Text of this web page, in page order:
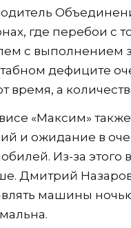
где перебои с
с выполнением
дефиците
время, а
«Максим»
и ожидание в
Из-за
Дмитрий
машины